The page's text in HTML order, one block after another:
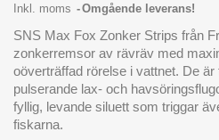
Inkl. moms Omgående leverans!
SNS Max Fox Zonker Strips från
zonkerremsor av rävräv med
oöverträffad rörelse i vattnet. De
pulserande lax- och
fyllig, levande siluett som triggar
fiskarna.